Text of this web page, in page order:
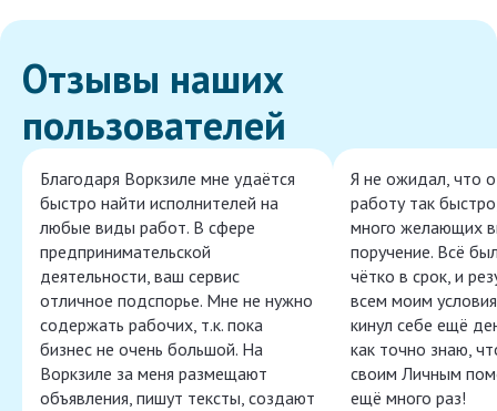
Отзывы наших
пользователей
Благодаря Воркзиле мне удаётся
быстро найти исполнителей на
любые виды работ. В сфере
предпринимательской
деятельности, ваш сервис
отличное подспорье. Мне не нужно
содержать рабочих, т.к. пока
бизнес не очень большой. На
Воркзиле за меня размещают
объявления, пишут тексты, создают
Я не ожидал, что
работу так
много желающих
поручение. Всё
чётко в срок, и
всем моим
кинул себе ещё
как точно знаю,
своим Личным
ещё много раз!